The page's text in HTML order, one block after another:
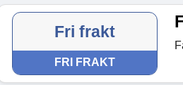
Fri frakt
FRI FRAKT